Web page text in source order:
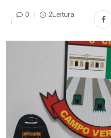
0 2Leitura